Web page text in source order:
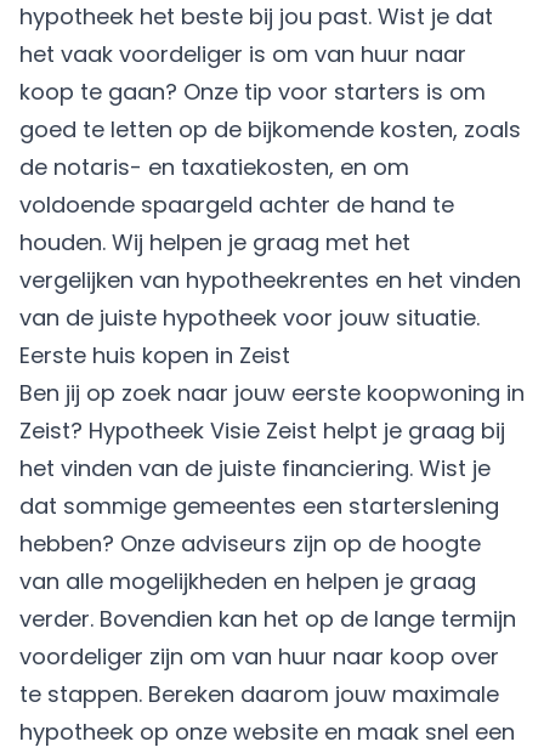
hypotheek het beste bij jou past. Wist je dat
het vaak voordeliger is om van huur naar
koop te gaan? Onze tip voor starters is om
goed te letten op de bijkomende kosten, zoals
de notaris- en taxatiekosten, en om
voldoende spaargeld achter de hand te
houden. Wij helpen je graag met het
vergelijken van hypotheekrentes en het vinden
van de juiste hypotheek voor jouw situatie.
Eerste huis kopen in Zeist
Ben jij op zoek naar jouw eerste koopwoning in
Zeist? Hypotheek Visie Zeist helpt je graag bij
het vinden van de juiste financiering. Wist je
dat sommige gemeentes een starterslening
hebben? Onze adviseurs zijn op de hoogte
van alle mogelijkheden en helpen je graag
verder. Bovendien kan het op de lange termijn
voordeliger zijn om van huur naar koop over
te stappen. Bereken daarom jouw maximale
hypotheek op onze website en maak snel een